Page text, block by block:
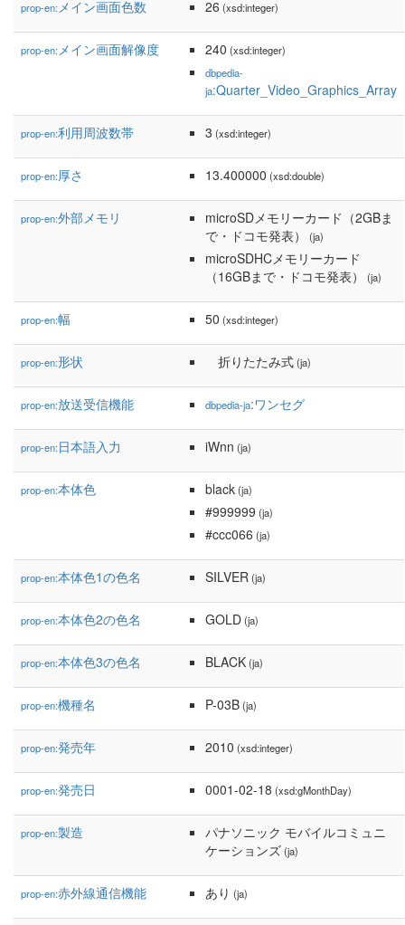
prop-en:メイン画面色数 26 (xsd:integer)
prop-en:メイン画面解像度 240 (xsd:integer)
dbpedia-
ja:Quarter_Video_Graphics_Array
prop-en:利用周波数帯 3 (xsd:integer)
prop-en:厚さ 13.400000 (xsd:double)
prop-en:外部メモリ
microSDメモリーカード（2GBま
で・ドコモ発表）
(ja)
microSDHCメモリーカード
（16GBまで・ドコモ発表）
(ja)
prop-en:幅 50 (xsd:integer)
prop-en:形状 折りたたみ式(ja)
prop-en:放送受信機能 dbpedia-ja:ワンセグ
prop-en:日本語入力 iWnn (ja)
prop-en:本体色 black(ja)
#999999 (ja)
#ccc066 (ja)
prop-en:本体色1の色名 SILVER(ja)
prop-en:本体色2の色名 GOLD(ja)
prop-en:本体色3の色名 BLACK(ja)
prop-en:機種名 P-03B(ja)
prop-en:発売年 2010 (xsd:integer)
prop-en:発売日 0001-02-18 (xsd:gMonthDay)
prop-en:製造
パナソニック モバイルコミュニ
ケーションズ(ja)
prop-en:赤外線通信機能 あり (ja)